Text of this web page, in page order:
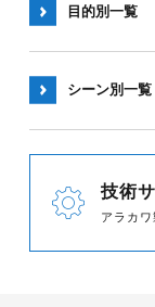
目的別一覧
シーン別一覧
技術
アラカ